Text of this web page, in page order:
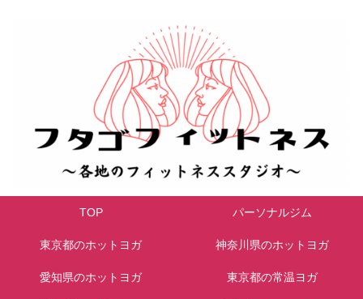
TOP パーソナルジム
東京都のホットヨガ 神奈川県のホットヨガ
愛知県のホットヨガ 東京都の常温ヨガ